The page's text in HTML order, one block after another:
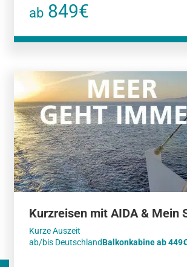
ab 849€
Kurzreisen mit AIDA & Mein
Kurze Auszeit
ab/bis DeutschlandBalkonkabine ab 449€